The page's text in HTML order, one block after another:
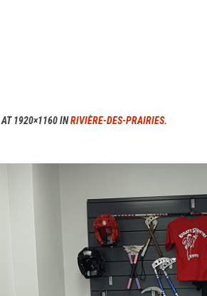
AT 1920×1160 INRIVIÈRE-DES-PRAIRIES.